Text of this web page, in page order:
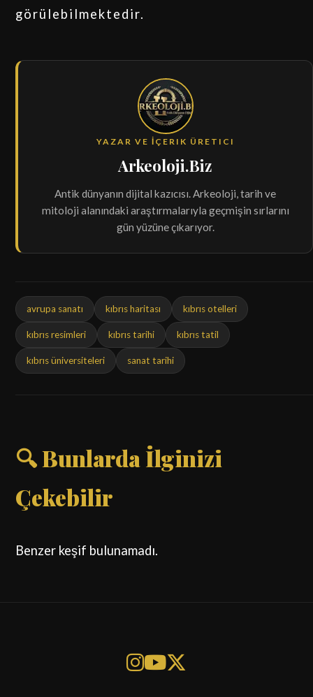
görülebilmektedir.
YAZAR VE İÇERIK ÜRETICI
Arkeoloji.Biz
Antik dünyanın dijital kazıcısı. Arkeoloji, tarih ve
mitoloji alanındaki araştırmalarıyla geçmişin sırlarını
gün yüzüne çıkarıyor.
avrupa sanatı kıbrıs haritası kıbrıs otelleri
kıbrıs resimleri kıbrıs tarihi kıbrıs tatil
kıbrıs üniversiteleri sanat tarihi
🔍 Bunlarda İlginizi
Çekebilir
Benzer keşif bulunamadı.